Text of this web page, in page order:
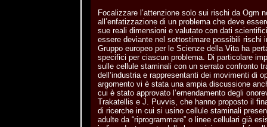
Focalizzare l’attenzione solo sui rischi da Ogm
all’enfatizzazione di un problema che deve
sue reali dimensioni e valutato con dati
essere deviante nel sottostimare possibili rischi
Gruppo europeo per le Scienze della Vita ha
specifici per ciascun problema. Di particolare
sulle cellule staminali con un serrato confronto
dell’industria e rappresentanti dei movimenti di
argomento vi è stata una ampia discussione
cui è stato approvato l’emendamento degli
Trakatellis e J. Puvvis, che hanno proposto il
di ricerche in cui si usino cellule staminali
adulte da “riprogrammare” o linee cellulari già